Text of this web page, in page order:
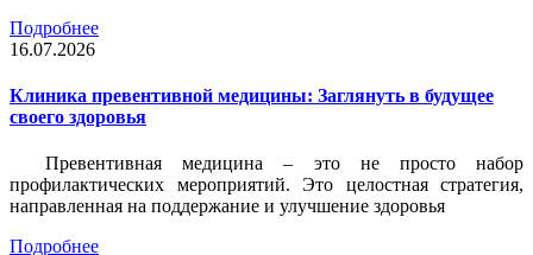
Подробнее
16.07.2026
Клиника превентивной медицины: Заглянуть в будущее
своего здоровья
Превентивная медицина – это не просто набор
профилактических мероприятий. Это целостная стратегия,
направленная на поддержание и улучшение здоровья
Подробнее